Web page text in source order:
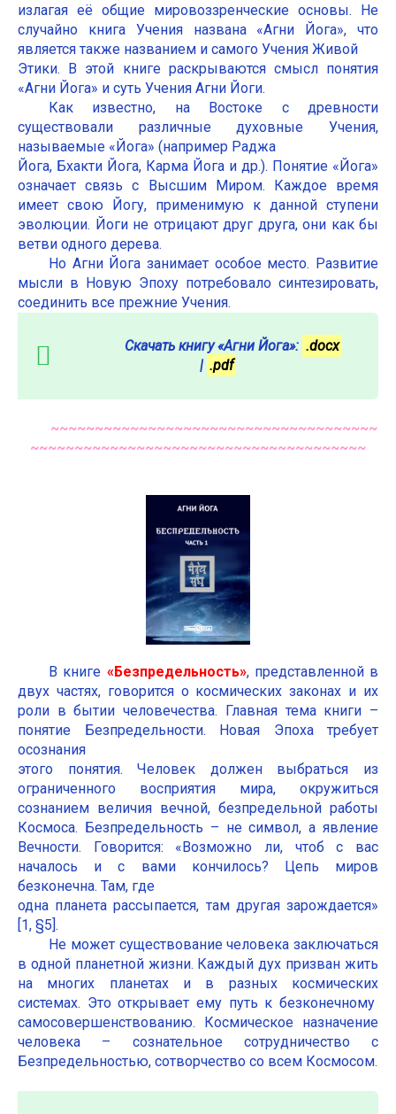
излагая её общие мировоззренческие основы. Не
случайно книга Учения названа «Агни Йога», что
является также названием и самого Учения Живой
Этики. В этой книге раскрываются смысл понятия
«Агни Йога» и суть Учения Агни Йоги.
Как известно, на Востоке с древности
существовали различные духовные Учения,
называемые «Йога» (например Раджа
Йога, Бхакти Йога, Карма Йога и др.). Понятие «Йога»
означает связь с Высшим Миром. Каждое время
имеет свою Йогу, применимую к данной ступени
эволюции. Йоги не отрицают друг друга, они как бы
ветви одного дерева.
Но Агни Йога занимает особое место. Развитие
мысли в Новую Эпоху потребовало синтезировать,
соединить все прежние Учения.
Скачать книгу «Агни Йога»: .docx
| .pdf
~~~~~~~~~~~~~~~~~~~~~~~~~~~~~~~~~~~~~
~~~~~~~~~~~~~~~~~~~~~~~~~~~~~~~~~~~~~~
В книге «Безпредельность», представленной в
двух частях, говорится о космических законах и их
роли в бытии человечества. Главная тема книги –
понятие Безпредельности. Новая Эпоха требует
осознания
этого понятия. Человек должен выбраться из
ограниченного восприятия мира, окружиться
сознанием величия вечной, безпредельной работы
Космоса. Безпредельность – не символ, а явление
Вечности. Говорится: «Возможно ли, чтоб с вас
началось и с вами кончилось? Цепь миров
безконечна. Там, где
одна планета рассыпается, там другая зарождается»
[1, §5].
Не может существование человека заключаться
в одной планетной жизни. Каждый дух призван жить
на многих планетах и в разных космических
системах. Это открывает ему путь к безконечному
самосовершенствованию. Космическое назначение
человека – сознательное сотрудничество с
Безпредельностью, сотворчество со всем Космосом.